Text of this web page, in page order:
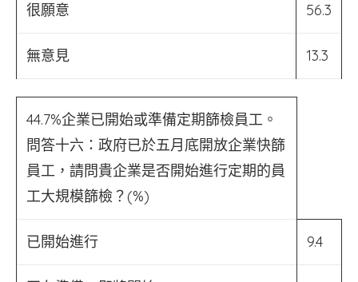
很願意 56.3
無意見 13.3
44.7%企業已開始或準備定期篩檢員工。
問答十六：政府已於五月底開放企業快篩
員工，請問貴企業是否開始進行定期的員
工大規模篩檢？(%)
已開始進行 9.4